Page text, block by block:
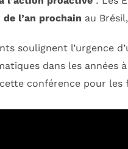
de l’an prochain au
soulignent l’urgence
dans les années
conférence pour les